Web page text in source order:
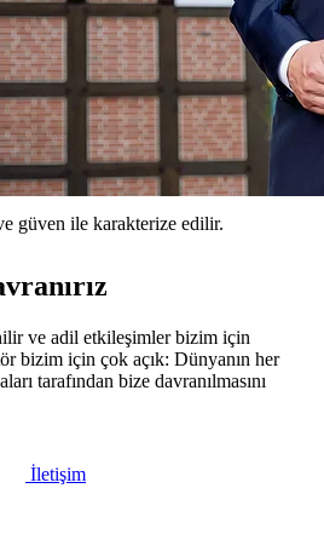
güven ile karakterize edilir.
ve adil etkileşimler bizim için
bizim için çok açık: Dünyanın her
tarafından bize davranılmasını
İletişim